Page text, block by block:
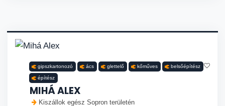
gipszkartonozó ács glettelő kőműves belsőépítész
építész
MIHÁ ALEX
Kiszállok egész Sopron területén